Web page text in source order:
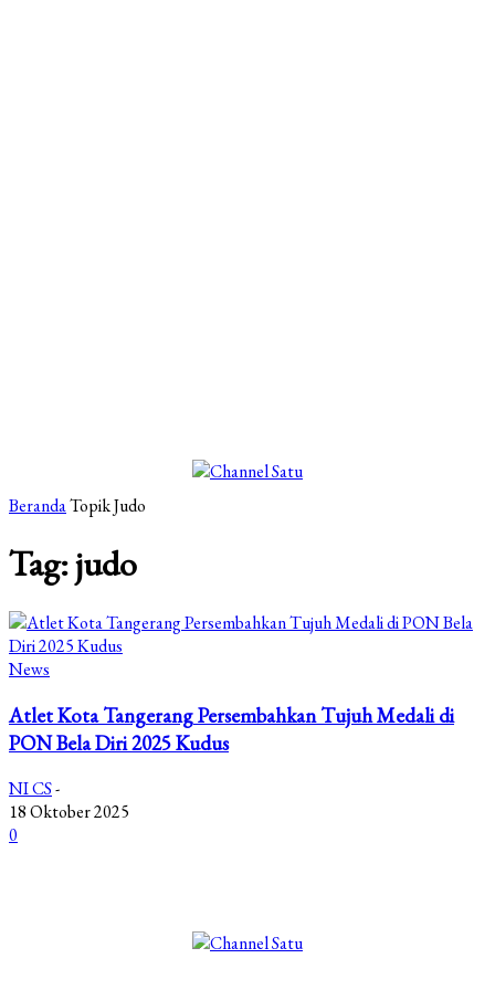
BerandaTopikJudo
Tag: judo
News
Atlet Kota Tangerang Persembahkan Tujuh Medali di
PON Bela Diri 2025 Kudus
NI CS-
18 Oktober 2025
0